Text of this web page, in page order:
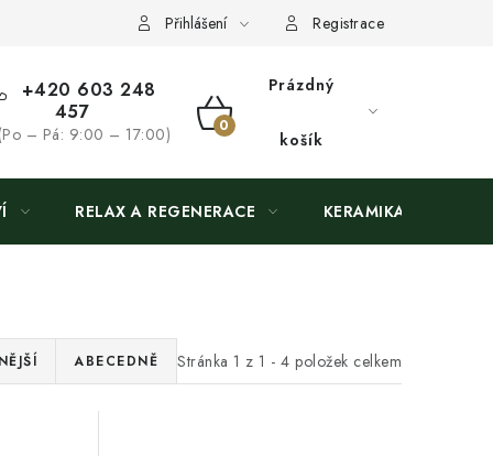
Přihlášení Registrace
+420 603 248
457
(Po – Pá: 9:00 – 17:00)
NÁKUPNÍ
Prázdný
košík
RELAX A REGENERACE KERAMIKA
Stránka 1 z 1 - 4 položek celkem
ABECEDNĚ